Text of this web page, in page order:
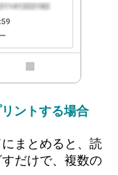
ントする場合
まとめると、読
だけで、複数の